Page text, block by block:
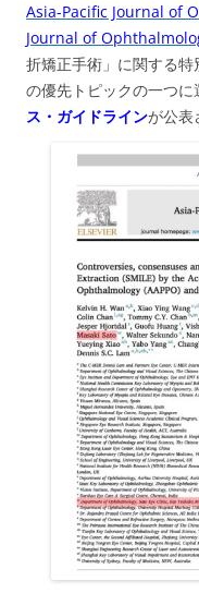
Asia-Pacific Journal of
Journal of
折矯正手術」に関する特
の優先トピックの一つに
ス・ガイドラインが公表